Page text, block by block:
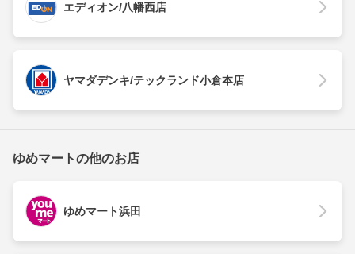
エディオン/八幡西店
ヤマダデンキ/テックランド小倉本店
ゆめマートの他のお店
ゆめマート浜田